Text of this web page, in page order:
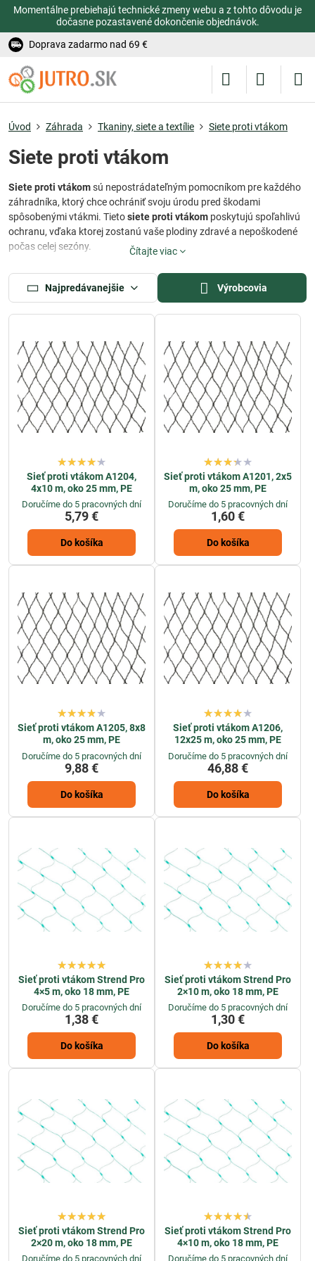
Momentálne prebiehajú technické zmeny webu a z tohto dôvodu je
dočasne pozastavené dokončenie objednávok.
Doprava zadarmo nad 69 €
Úvod Záhrada Tkaniny, siete a textílie Siete proti vtákom
Siete proti vtákom
Siete proti vtákomsú nepostrádateľným pomocníkom pre každého
záhradníka, ktorý chce ochrániť svoju úrodu pred škodami
spôsobenými vtákmi. Tietosiete proti vtákom poskytujú spoľahlivú
ochranu, vďaka ktorej zostanú vaše plodiny zdravé a nepoškodené
počas celej sezóny.
Siete proti vtákomsú ideálne na ovocné stromy, vinič, záhony aj
balkónové rastliny. Jemná štruktúra umožňuje prienik vzduchu a
svetla, čo je dôležité pre zdravý rast rastlín, zatiaľ čo účinne
zabraňuje prístupu vtákov, ktoré by mohli poškodiť vašu úrodu.
Naša ponuka zahŕňa rôzne druhy sietí proti vtákom
, ktoré sú
vhodné pre menšie záhradky aj väčšie plochy. Sú ľahké na inštaláciu
a jednoducho sa prispôsobia rozmerom plodín či stromov. Vďaka
odolnej konštrukcii majú dlhú životnosť a poskytujú spoľahlivý
výkon.
Ak hľadáte účinnúochranu úrody pred vtákmi , naše siete vám
Investujte do kvalitnej
a ochráňte svoju záhradu
pred neželanými návštevníkmi.
Čítajte viac
Najpredávanejšie Výrobcovia
Sieť proti vtákom A1204,
4x10 m, oko 25 mm, PE
Doručíme do 5 pracovných dní
5,79 €
Do košíka
Sieť proti vtákom A1201, 2x5
m, oko 25 mm, PE
Doručíme do 5 pracovných dní
1,60 €
Do košíka
Sieť proti vtákom A1205, 8x8
m, oko 25 mm, PE
Doručíme do 5 pracovných dní
9,88 €
Do košíka
Sieť proti vtákom A1206,
12x25 m, oko 25 mm, PE
Doručíme do 5 pracovných dní
46,88 €
Do košíka
Sieť proti vtákom Strend Pro
4×5 m, oko 18 mm, PE
Doručíme do 5 pracovných dní
1,38 €
Do košíka
Sieť proti vtákom Strend Pro
2×10 m, oko 18 mm, PE
Doručíme do 5 pracovných dní
1,30 €
Do košíka
Sieť proti vtákom Strend Pro
2×20 m, oko 18 mm, PE
Doručíme do 5 pracovných dní
Sieť proti vtákom Strend Pro
4×10 m, oko 18 mm, PE
Doručíme do 5 pracovných dní